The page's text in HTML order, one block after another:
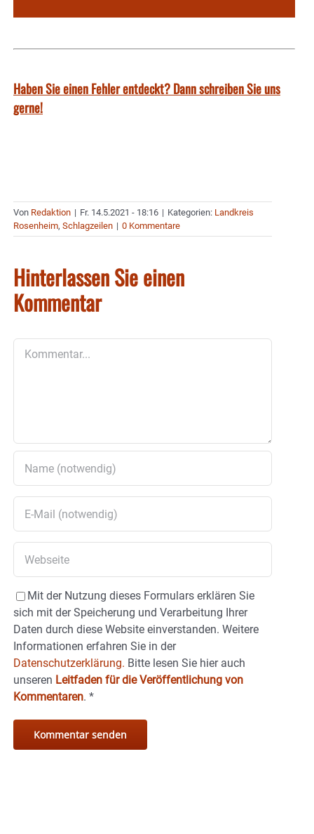
Haben Sie einen Fehler entdeckt? Dann schreiben Sie uns
gerne!
Von Redaktion | Fr. 14.5.2021 - 18:16 | Kategorien: Landkreis
Rosenheim, Schlagzeilen | 0 Kommentare
Hinterlassen Sie einen
Kommentar
Mit der Nutzung dieses Formulars erklären Sie
sich mit der Speicherung und Verarbeitung Ihrer
Daten durch diese Website einverstanden. Weitere
Informationen erfahren Sie in der
Datenschutzerklärung. Bitte lesen Sie hier auch
unseren Leitfaden für die Veröffentlichung von
Kommentaren. *